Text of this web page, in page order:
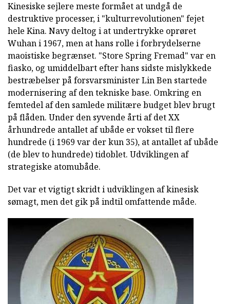
Kinesiske sejlere meste formået at undgå de
destruktive processer, i "kulturrevolutionen" fejet
hele Kina. Navy deltog i at undertrykke oprøret
Wuhan i 1967, men at hans rolle i forbrydelserne
maoistiske begrænset. "Store Spring Fremad" var en
fiasko, og umiddelbart efter hans sidste mislykkede
bestræbelser på forsvarsminister Lin Ben startede
modernisering af den tekniske base. Omkring en
femtedel af den samlede militære budget blev brugt
på flåden. Under den syvende årti af det XX
århundrede antallet af ubåde er vokset til flere
hundrede (i 1969 var der kun 35), at antallet af ubåde
(de blev to hundrede) tidoblet. Udviklingen af
strategiske atomubåde.
Det var et vigtigt skridt i udviklingen af kinesisk
sømagt, men det gik på indtil omfattende måde.